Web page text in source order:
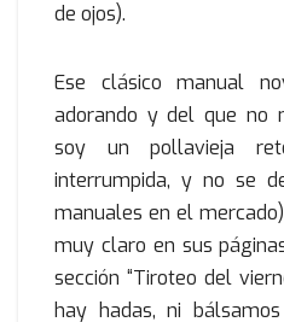
de ojos).
Ese clásico manual
adorando y del que no
soy un pollavieja
interrumpida, y no se
manuales en el
muy claro en sus
sección “Tiroteo del
hay hadas, ni